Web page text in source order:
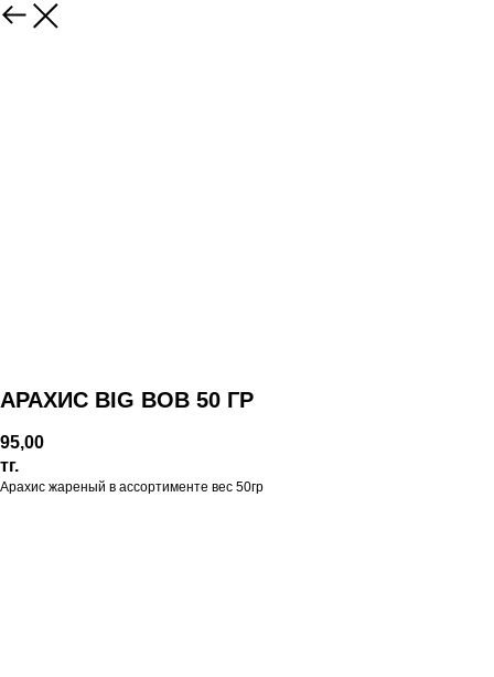
АРАХИС BIG BOB 50 ГР
95,00
тг.
Арахис жареный в ассортименте вес 50гр